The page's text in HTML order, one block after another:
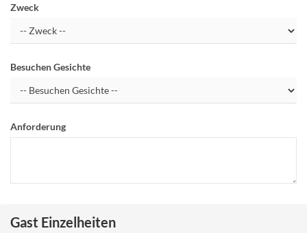
Zweck
Besuchen Gesichte
Anforderung
Gast Einzelheiten